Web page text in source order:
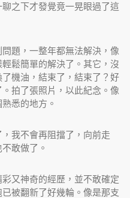
之下才發覺竟一晃眼過了這
題，一整年都無法解決，像
鬆簡單的解決了。其它，沒
機油，結束了，結束了？好
拍了張照片，以此紀念。像
悉的地方。
我不會再阻擋了，向前走
敢做了。
又神奇的經歷，並不敢確定
被翻新了好幾輪。像是那支